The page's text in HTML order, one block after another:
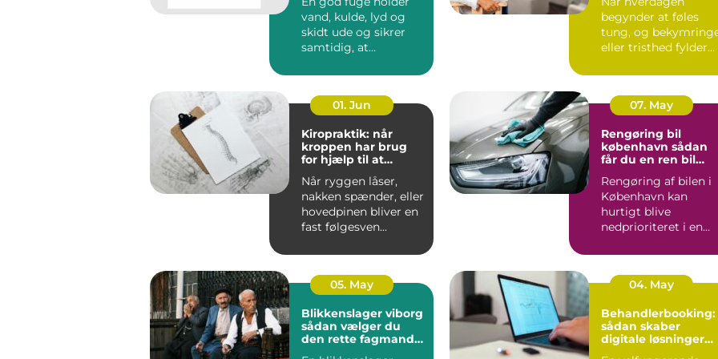
vand, kulde, lyd og
skidt ude og sikrer
samtidig, at
bevæge sig ud...
begynder at føles
tung, og
eller tristhed fylder
kan en p...
01. Jun
Kiropraktik: når
kroppen har brug
for hjælp til at
Når ryggen låser,
nakken spænder, eller
hovedpinen bliver en
fast følgesven...
07. May
Rengøring bil
københavn sådan
får du en ren bil
Rengøring af bilen i
København kan
hurtigt blive
nedprioriteret i en
arbejde, børn...
05. May
Blikkenslager viborg
sådan vælger du
den rette fagmand
04. May
Behandlerbooking:
sådan skaber
digitale løsninger